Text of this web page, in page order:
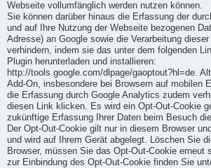
Webseite vollumfänglich werden nutzen können.
Sie können darüber hinaus die Erfassung der
und auf Ihre Nutzung der Webseite bezogenen
Adresse) an Google sowie die Verarbeitung
verhindern, indem sie das unter dem folgenden
Plugin herunterladen und installieren:
http://tools.google.com/dlpage/gaoptout?hl=de.
Add-On, insbesondere bei Browsern auf mobilen
die Erfassung durch Google Analytics zudem
diesen Link klicken. Es wird ein Opt-Out-Cookie
zukünftige Erfassung Ihrer Daten beim Besuch
Der Opt-Out-Cookie gilt nur in diesem Browser
und wird auf Ihrem Gerät abgelegt. Löschen Sie
Browser, müssen Sie das Opt-Out-Cookie erneut
zur Einbindung des Opt-Out-Cookie finden Sie